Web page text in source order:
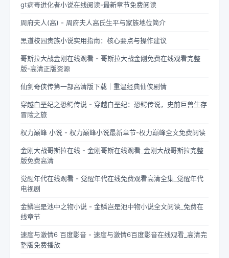
gt病毒进化者小说在线阅读-最新章节免费阅读
周府夫人(高) - 周府夫人高氏生平与家族地位简介
黑道校园贵族小说实用指南：核心要点与操作建议
哥斯拉大战金刚在线观看 - 哥斯拉大战金刚免费在线观看完整
版-高清正版资源
仙剑奇侠传第一部高清版下载｜重温经典仙侠剧情
穿越白垩纪之恐鳄传说 - 穿越白垩纪：恐鳄传说，史前巨兽生存
冒险之旅
权力巅峰 小说 - 权力巅峰小说最新章节-权力巅峰全文免费阅读
金刚大战哥斯拉在线 - 金刚哥斯在线观看_金刚大战哥斯拉完整
版免费高清
觉醒年代在线观看 - 觉醒年代在线免费观看高清全集_觉醒年代
电视剧
金鳞岂是池中之物小说 - 金鳞岂是池中物小说全文阅读_免费在
线章节
速度与激情6 百度影音 - 速度与激情6百度影音在线观看_高清完
整版免费播放